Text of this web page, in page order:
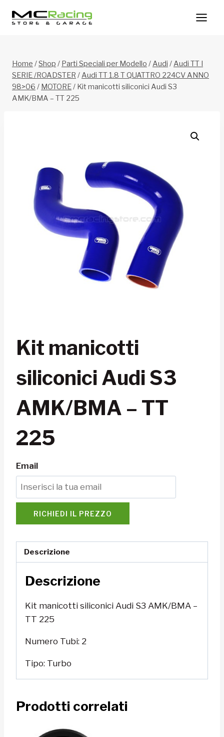
Home /Shop / Parti Speciali per Modello /Audi /Audi TT I
SERIE /ROADSTER /Audi TT 1.8 T QUATTRO 224CV ANNO
98>06 / MOTORE/ Kit manicotti siliconici Audi S3
AMK/BMA – TT 225
Kit manicotti
siliconici Audi S3
AMK/BMA – TT
225
Email
RICHIEDI IL PREZZO
Descrizione
Descrizione
Kit manicotti siliconici Audi S3 AMK/BMA –
TT 225
Numero Tubi: 2
Tipo: Turbo
Prodotti correlati